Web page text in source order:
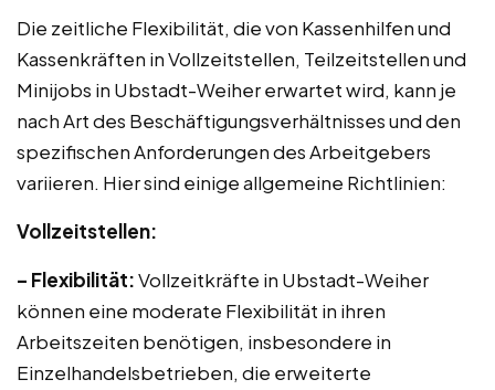
Die zeitliche Flexibilität, die von Kassenhilfen und
Kassenkräften in Vollzeitstellen, Teilzeitstellen und
Minijobs in Ubstadt-Weiher erwartet wird, kann je
nach Art des Beschäftigungsverhältnisses und den
spezifischen Anforderungen des Arbeitgebers
variieren. Hier sind einige allgemeine Richtlinien:
Vollzeitstellen:
– Flexibilität:Vollzeitkräfte in Ubstadt-Weiher
können eine moderate Flexibilität in ihren
Arbeitszeiten benötigen, insbesondere in
Einzelhandelsbetrieben, die erweiterte